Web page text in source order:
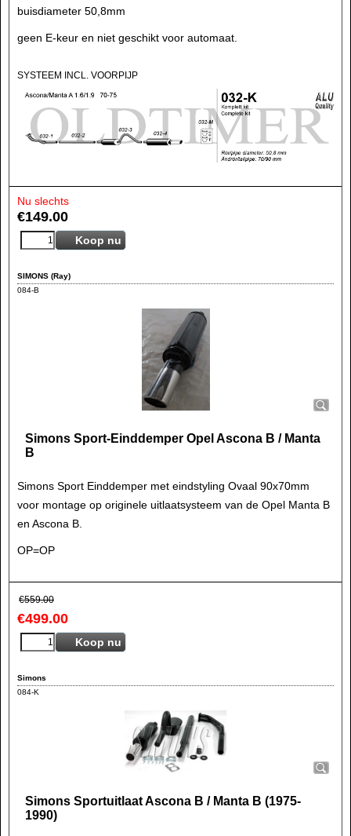
buisdiameter 50,8mm
geen E-keur en niet geschikt voor automaat.
SYSTEEM INCL. VOORPIJP
Nu slechts
€149.00
Koop nu
SIMONS (Ray)
084-B
Simons Sport-Einddemper Opel Ascona B / Manta
B
Simons Sport Einddemper met eindstyling Ovaal 90x70mm
voor montage op originele uitlaatsysteem van de Opel Manta B
en Ascona B.
OP=OP
€559.00
€499.00
Koop nu
Simons
084-K
Simons Sportuitlaat Ascona B / Manta B (1975-
1990)